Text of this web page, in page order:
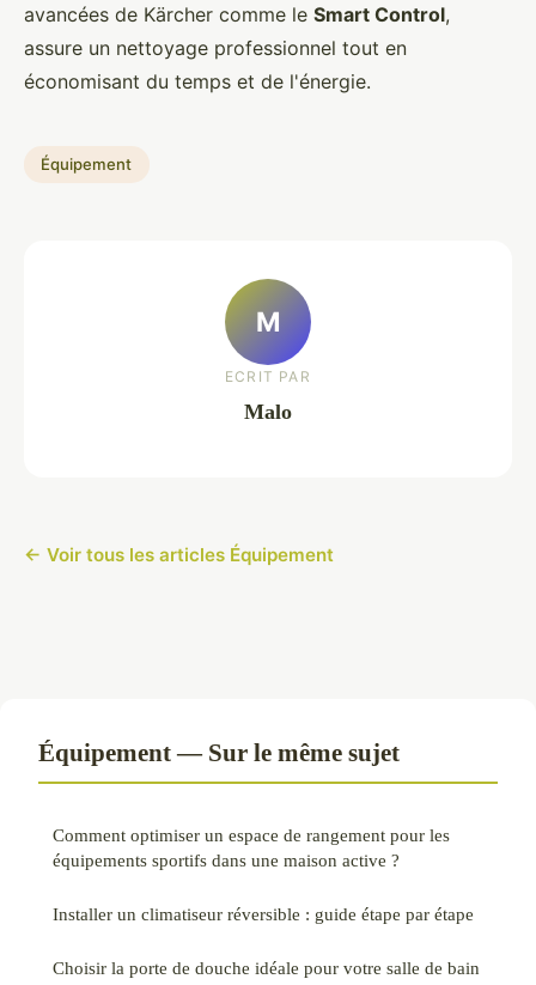
avancées de Kärcher comme le Smart Control,
assure un nettoyage professionnel tout en
économisant du temps et de l'énergie.
Équipement
M
ECRIT PAR
Malo
← Voir tous les articles Équipement
Équipement — Sur le même sujet
Comment optimiser un espace de rangement pour les
équipements sportifs dans une maison active ?
Installer un climatiseur réversible : guide étape par étape
Choisir la porte de douche idéale pour votre salle de bain